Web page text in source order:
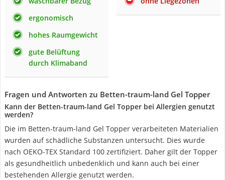
ergonomisch
hohes Raumgewicht
gute Belüftung
durch Klimaband
Fragen und Antworten zu Betten-traum-land Gel Topper
Kann der Betten-traum-land Gel Topper bei Allergien genutzt
werden?
Die im Betten-traum-land Gel Topper verarbeiteten Materialien
wurden auf schädliche Substanzen untersucht. Dies wurde
nach OEKO-TEX Standard 100 zertifiziert. Daher gilt der Topper
als gesundheitlich unbedenklich und kann auch bei einer
bestehenden Allergie genutzt werden.